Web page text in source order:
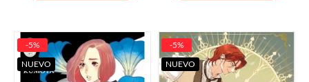
-5%
NUEVO
-5%
NUEVO